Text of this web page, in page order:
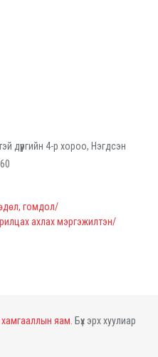
дүүргийн 4-р хороо, Нэгдсэн
гомдол/
ахлах мэргэжилтэн/
хамгааллын яам. Бүх эрх хуулиар